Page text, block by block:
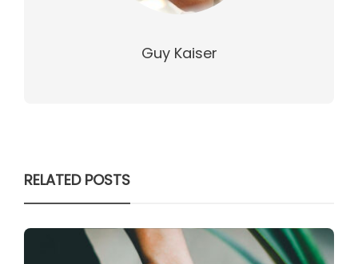
Guy Kaiser
RELATED POSTS